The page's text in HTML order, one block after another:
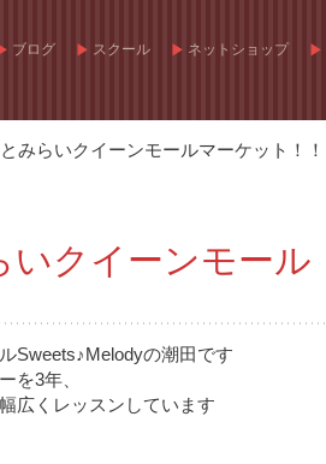
ブログ スクール ネットショップ
みらいクイーンモールマーケット！！
いクイーンモール
Sweets♪Melodyの潮田です
を3年、
広くレッスンしています